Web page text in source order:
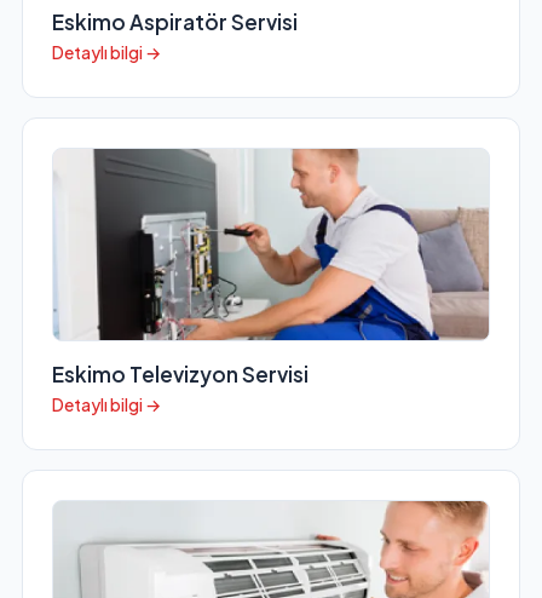
Eskimo Aspiratör Servisi
Detaylı bilgi →
Eskimo Televizyon Servisi
Detaylı bilgi →